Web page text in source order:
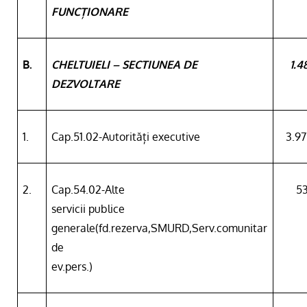
FUNCȚIONARE
B.
CHELTUIELI – SECTIUNEA DE
DEZVOLTARE
1. Cap.51.02-Autorități executive
2.
Cap.54.02-Alte
servicii publice
generale(fd.rezerva,SMURD,Serv.comunitar
de
ev.pers.)